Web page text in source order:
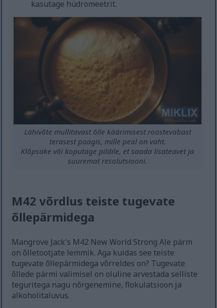
kasutage hüdromeetrit.
Lähivõte mullitavast õlle käärimisest roostevabast
terasest paagis, mille peal on vaht.
Klõpsake või koputage pildile, et saada lisateavet ja
suuremat resolutsiooni.
M42 võrdlus teiste tugevate
õllepärmidega
Mangrove Jack's M42 New World Strong Ale pärm
on õlletootjate lemmik. Aga kuidas see teiste
tugevate õllepärmidega võrreldes on? Tugevate
õllede pärmi valimisel on oluline arvestada selliste
teguritega nagu nõrgenemine, flokulatsioon ja
alkoholitaluvus.